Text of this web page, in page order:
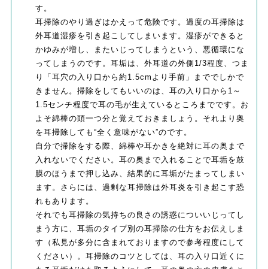
す。
耳掃除のやり過ぎはかえって危険です。過度の耳掃除は
外耳道湿疹を引き起こしてしまいます。湿疹ができると
かゆみが増し、またいじってしまうという、悪循環にな
ってしまうのです。耳垢は、外耳道の外側1/3程度、つま
り「耳穴の入り口から約1.5cmより手前」まででしかで
きません。掃除をしてもいいのは、耳の入り口から1～
1.5センチ程度で耳の毛が生えているところまでです。お
よそ綿棒の頭一つ分と覚えておきましょう。それより奥
を耳掃除しても“全く意味がない”のです。
自分で掃除をする際、綿棒や耳かきを絶対に耳の奥まで
入れないでください。耳の奥まで入れることで耳垢を鼓
膜のほうまで押し込み、結果的に耳垢がたまってしまい
ます。さらには、過剰な耳掃除は外耳炎を引き起こす恐
れもあります。
それでも耳掃除の気持ちの良さの誘惑についいじってし
まう方に、耳垢のタイプ別の耳掃除の仕方をお伝えしま
す（私見が多分に含まれておりますので参考程度にして
ください）。耳掃除のコツとしては、耳の入り口近くに